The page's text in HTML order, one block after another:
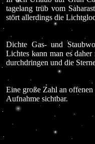
tagelang trüb vom
stört allerdings die
Dichte Gas- und
Lichtes kann man es
durchdringen und die
Eine große Zahl an
Aufnahme sichtbar.